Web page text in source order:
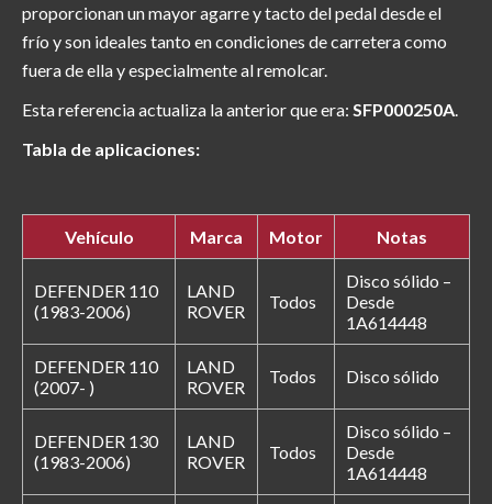
proporcionan un mayor agarre y tacto del pedal desde el
frío y son ideales tanto en condiciones de carretera como
fuera de ella y especialmente al remolcar.
Esta referencia actualiza la anterior que era: SFP000250A.
Tabla de aplicaciones:
Vehículo Marca Motor Notas
DEFENDER 110
(1983-2006)
LAND
ROVER
Todos
Disco sólido –
Desde
1A614448
DEFENDER 110
(2007- )
LAND
ROVER
Todos Disco sólido
DEFENDER 130
(1983-2006)
LAND
ROVER
Todos
Disco sólido –
Desde
1A614448